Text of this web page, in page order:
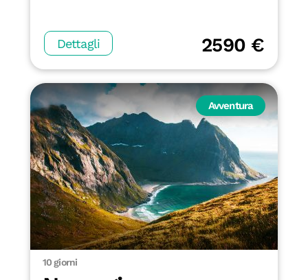
Dettagli 2590 €
Avventura
10 giorni